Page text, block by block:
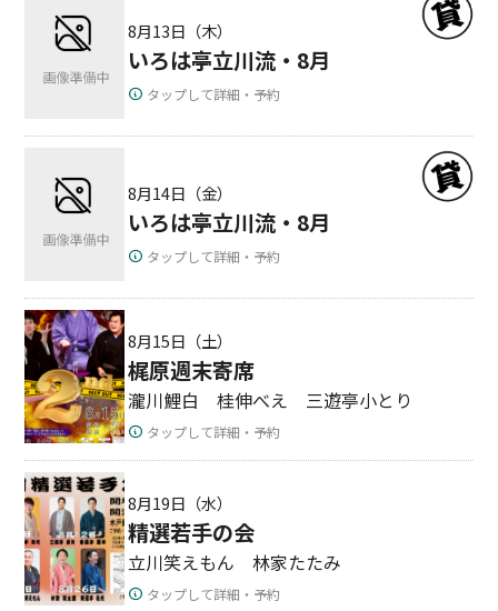
8月13日（木）
いろは亭立川流・8月
タップして詳細・予約
8月14日（金）
いろは亭立川流・8月
タップして詳細・予約
8月15日（土）
梶原週末寄席
瀧川鯉白 桂伸べえ 三遊亭小とり
タップして詳細・予約
8月19日（水）
精選若手の会
立川笑えもん 林家たたみ
タップして詳細・予約